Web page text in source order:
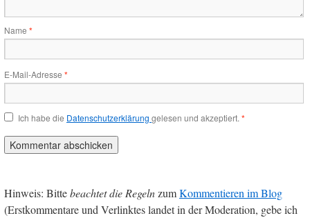
Name *
E-Mail-Adresse *
Ich habe die Datenschutzerklärung gelesen und akzeptiert. *
Hinweis: Bittebeachtet die RegelnzumKommentieren im Blog
(Erstkommentare und Verlinktes landet in der Moderation, gebe ich